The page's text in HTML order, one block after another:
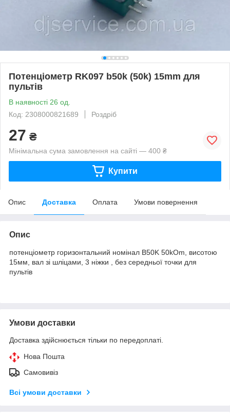
Потенціометр RK097 b50k (50k) 15mm для
пультів
В наявності 26 од.
Код: 2308000821689
Роздріб
27 ₴
Мінімальна сума замовлення на сайті — 400 ₴
Купити
Опис Доставка Оплата Умови повернення
Опис
потенціометр горизонтальний номінал B50K 50kOm, висотою
15мм, вал зі шліцами, 3 ніжки , без середньої точки для
пультів
Умови доставки
Доставка здійснюється тільки по передоплаті.
Нова Пошта
Самовивіз
Всі умови доставки